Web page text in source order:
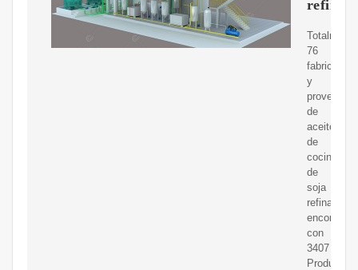
Totalmente
76
fabricantes
y
de
aceite
de
cocina
de
soja
refinado
con
3407
Productos